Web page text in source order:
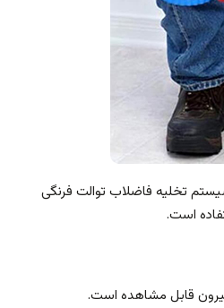
تخلیه فاضلاب توالت فرنگی
است.
قابل مشاهده است.